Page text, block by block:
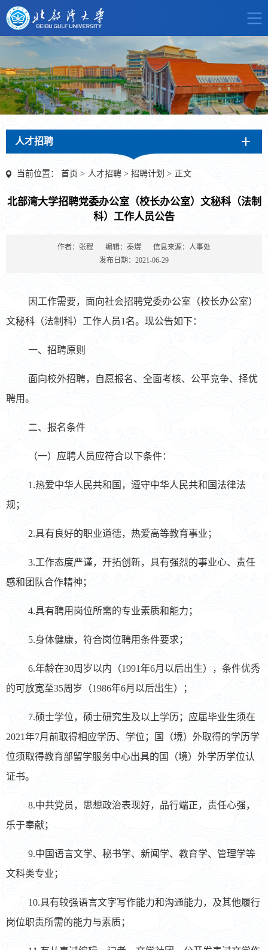
人才招聘
当前位置： 首页 > 人才招聘 > 招聘计划 > 正文
北部湾大学招聘党委办公室（校长办公室）文秘科（法制
科）工作人员公告
作者：张程 编辑：秦煜
信息来源：人事处
发布日期：2021-06-29
因工作需要，面向社会招聘党委办公室（校长办公室）
文秘科（法制科）工作人员1名。现公告如下：
一、招聘原则
面向校外招聘，自愿报名、全面考核、公平竞争、择优
聘用。
二、报名条件
（一）应聘人员应符合以下条件：
1.热爱中华人民共和国，遵守中华人民共和国法律法
规；
2.具有良好的职业道德，热爱高等教育事业；
3.工作态度严谨，开拓创新，具有强烈的事业心、责任
感和团队合作精神；
4.具有聘用岗位所需的专业素质和能力；
5.身体健康，符合岗位聘用条件要求；
6.年龄在30周岁以内（1991年6月以后出生），条件优秀
的可放宽至35周岁（1986年6月以后出生）；
7.硕士学位，硕士研究生及以上学历；应届毕业生须在
2021年7月前取得相应学历、学位；国（境）外取得的学历学
位须取得教育部留学服务中心出具的国（境）外学历学位认
证书。
8.中共党员，思想政治表现好，品行端正，责任心强，
乐于奉献；
9.中国语言文学、秘书学、新闻学、教育学、管理学等
文科类专业；
10.具有较强语言文字写作能力和沟通能力，及其他履行
岗位职责所需的能力与素质；